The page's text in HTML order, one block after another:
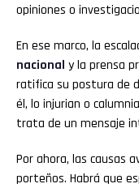
opiniones o
En ese marco, la
nacional y la prensa
ratifica su postura de
él, lo injurian o
trata de un mensaje
Por ahora, las causas
porteños. Habrá que